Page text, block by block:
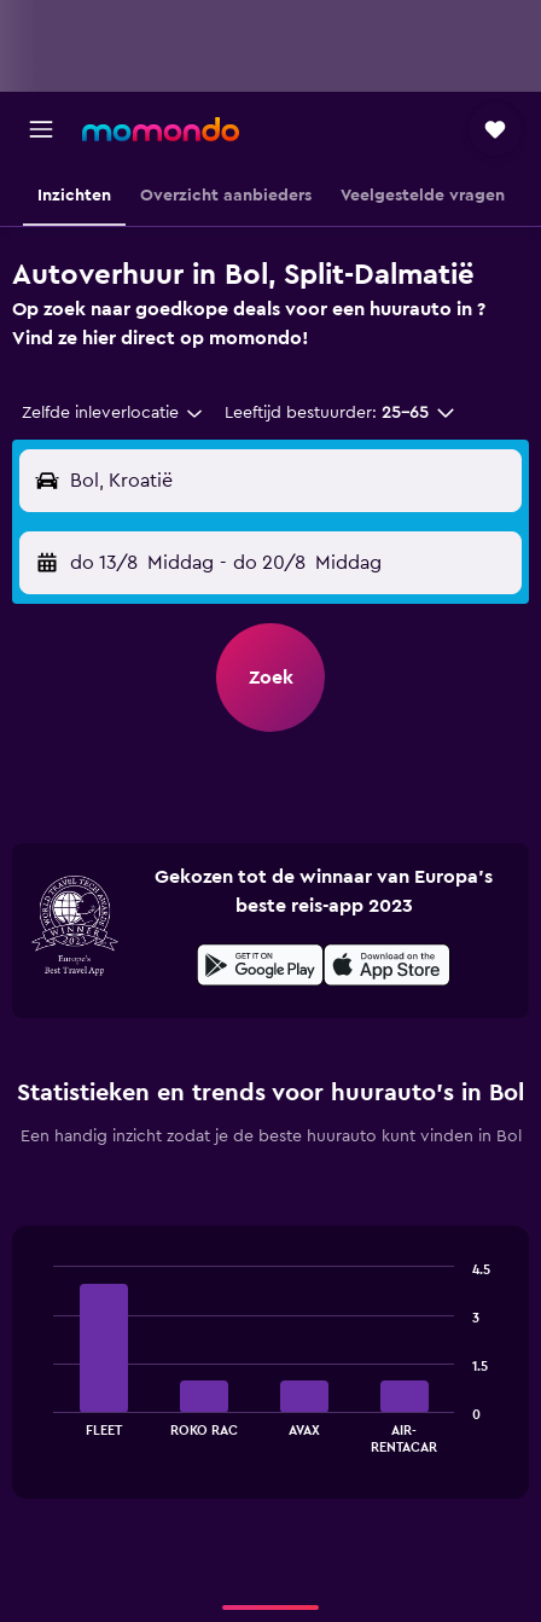
Inzichten Overzicht aanbieders Veelgestelde vragen
Autoverhuur in Bol, Split-Dalmatië
Op zoek naar goedkope deals voor een huurauto in ?
Vind ze hier direct op momondo!
Zelfde inleverlocatie Leeftijd bestuurder: 25-65
Bol, Kroatië
do 13/8 Middag - do 20/8 Middag
Zoek
Gekozen tot de winnaar van Europa's
beste reis-app 2023
Statistieken en trends voor huurauto's in Bol
Een handig inzicht zodat je de beste huurauto kunt vinden in Bol
bars.
The
chartFLEET ROKO RAC AVAX
AIR-
RENTACAR
0
1.5
3
4.5